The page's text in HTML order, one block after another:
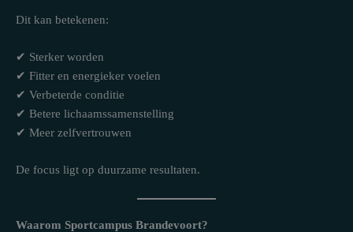
Dit kan betekenen:
✔ Sterker worden
✔ Fitter en energieker voelen
✔ Verbeterde conditie
✔ Betere lichaamssamenstelling
✔ Meer zelfvertrouwen
De focus ligt op duurzame resultaten.
Waarom Sportcampus Brandevoort?